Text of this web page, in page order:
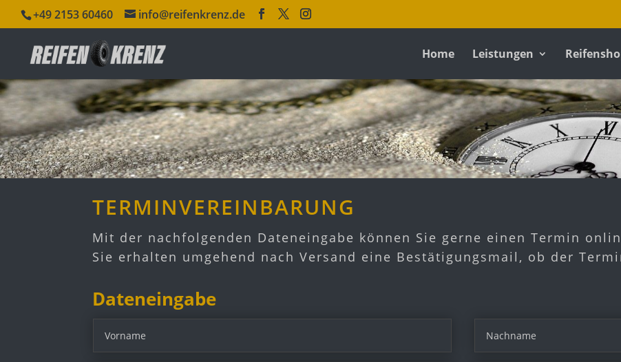
+49 2153 60460 info@reifenkrenz.de
Home Leistungen
TERMINVEREINBARUNG
Mit der nachfolgenden Dateneingabe können Sie gerne einen Termin
Sie erhalten umgehend nach Versand eine Bestätigungsmail, ob der
Dateneingabe